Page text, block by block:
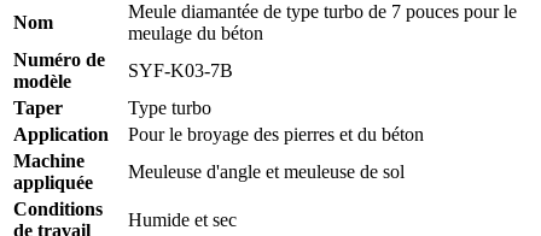
Nom
Meule diamantée de type turbo de 7 pouces pour le
meulage du béton
Numéro de
modèle
SYF-K03-7B
Taper
Type turbo
Application
Pour le broyage des pierres et du béton
Machine
appliquée
Meuleuse d'angle et meuleuse de sol
Conditions
de travail
Humide et sec